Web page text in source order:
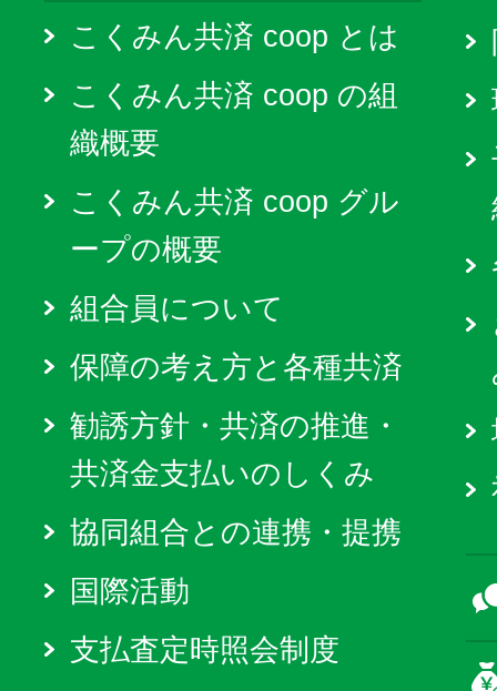
こくみん共済 coop とは
こくみん共済 coop の組
織概要
こくみん共済 coop グル
ープの概要
組合員について
保障の考え方と各種共済
勧誘方針・共済の推進・
共済金支払いのしくみ
協同組合との連携・提携
国際活動
支払査定時照会制度